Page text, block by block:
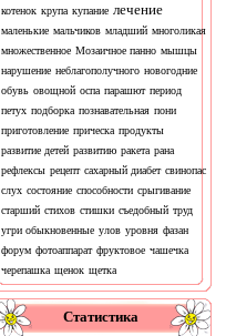
котенок крупа купание лечение
маленькие мальчиков младший многоликая
множественное Мозаичное панно мышцы
нарушение неблагополучного новогодние
обувь овощной оспа парашют период
петух подборка познавательная пони
приготовление прическа продукты
развитие детей развитию ракета рана
рефлексы рецепт сахарный диабет свинопас
слух состояние способности срыгивание
старший стихов стишки съедобный труд
угри обыкновенные улов уровня фазан
форум фотоаппарат фруктовое чашечка
черепашка щенок щетка
Статистика